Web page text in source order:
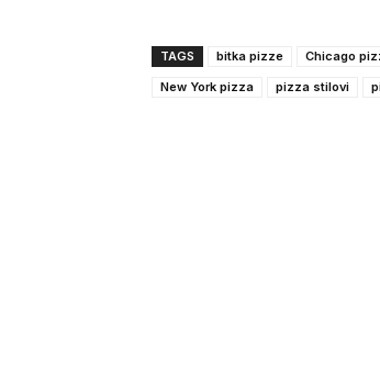
TAGS bitka pizze Chicago
New York pizza
pizza stilovi